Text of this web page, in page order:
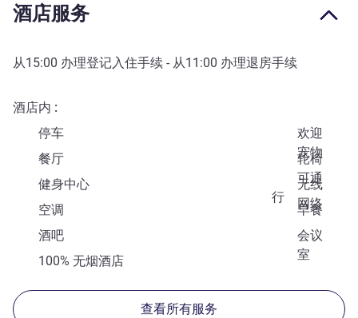
酒店服务
从15:00 办理登记入住手续 - 从11:00 办理退房手续
酒店内
停车
欢迎
宠物
餐厅
轮椅
可通
行
健身中心
无线
网络
空调
早餐
酒吧
会议
室
100% 无烟酒店
查看所有服务